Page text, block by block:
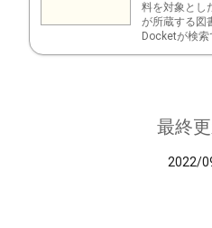
料を対象とし
が所蔵する図
Docketが検索
最終
2022/